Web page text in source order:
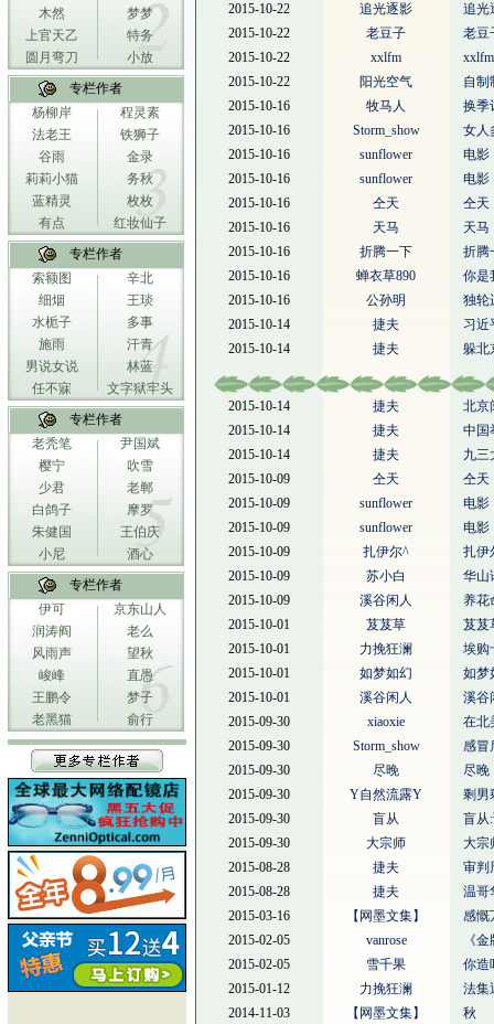
木然
梦梦
上官天乙
特务
圆月弯刀
小放
专栏作者
杨柳岸
程灵素
法老王
铁狮子
谷雨
金录
莉莉小猫
务秋
蓝精灵
枚枚
有点
红妆仙子
专栏作者
索额图
辛北
细烟
王琰
水栀子
多事
施雨
汗青
男说女说
林蓝
任不寐
文字狱牢头
专栏作者
老秃笔
尹国斌
樱宁
吹雪
少君
老郸
白鸽子
摩罗
朱健国
王伯庆
小尼
酒心
专栏作者
伊可
京东山人
润涛阎
老么
风雨声
望秋
峻峰
直愚
王鹏令
梦子
老黑猫
俞行
2015-10-22
2015-10-22
2015-10-22
2015-10-22
2015-10-16
2015-10-16
2015-10-16
2015-10-16
2015-10-16
2015-10-16
2015-10-16
2015-10-16
2015-10-16
2015-10-14
2015-10-14
追光逐影
老豆子
xxlfm
阳光空气
牧马人
Storm_show
sunflower
sunflower
仝天
天马
折腾一下
蝉衣草890
公孙明
捷夫
捷夫
追光
老豆
自制
换季
女人
电影
电影
仝天
天马
折腾
你是
独轮
习近
躲北
2015-10-14
2015-10-14
2015-10-14
2015-10-09
2015-10-09
2015-10-09
2015-10-09
2015-10-09
2015-10-09
2015-10-01
2015-10-01
2015-10-01
2015-10-01
2015-09-30
2015-09-30
2015-09-30
2015-09-30
2015-09-30
2015-09-30
2015-08-28
2015-08-28
2015-03-16
2015-02-05
2015-02-05
2015-01-12
2014-11-03
捷夫
捷夫
捷夫
仝天
sunflower
sunflower
扎伊尔^
苏小白
溪谷闲人
芨芨草
力挽狂澜
如梦如幻
溪谷闲人
xiaoxie
Storm_show
尽晚
Y自然流露Y
盲从
大宗师
捷夫
捷夫
【网墨文集】
vanrose
雪千果
力挽狂澜
【网墨文集】
北京
中国
九三
仝天
电影
电影
扎伊
华山
养花
芨芨
埃购
如梦
溪谷
在北
感冒
尽晚
剩男
盲从
大宗
审判
温哥
感慨
《
你造
法集
秋